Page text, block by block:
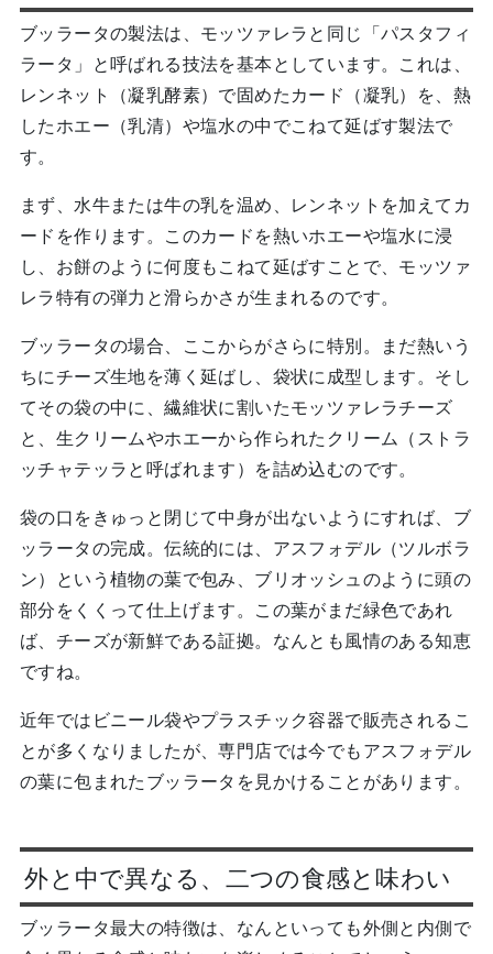
ブッラータの製法は、モッツァレラと同じ「パスタフィ
ラータ」と呼ばれる技法を基本としています。これは、
レンネット（凝乳酵素）で固めたカード（凝乳）を、熱
したホエー（乳清）や塩水の中でこねて延ばす製法で
す。
まず、水牛または牛の乳を温め、レンネットを加えてカ
ードを作ります。このカードを熱いホエーや塩水に浸
し、お餅のように何度もこねて延ばすことで、モッツァ
レラ特有の弾力と滑らかさが生まれるのです。
ブッラータの場合、ここからがさらに特別。まだ熱いう
ちにチーズ生地を薄く延ばし、袋状に成型します。そし
てその袋の中に、繊維状に割いたモッツァレラチーズ
と、生クリームやホエーから作られたクリーム（ストラ
ッチャテッラと呼ばれます）を詰め込むのです。
袋の口をきゅっと閉じて中身が出ないようにすれば、ブ
ッラータの完成。伝統的には、アスフォデル（ツルボラ
ン）という植物の葉で包み、ブリオッシュのように頭の
部分をくくって仕上げます。この葉がまだ緑色であれ
ば、チーズが新鮮である証拠。なんとも風情のある知恵
ですね。
近年ではビニール袋やプラスチック容器で販売されるこ
とが多くなりましたが、専門店では今でもアスフォデル
の葉に包まれたブッラータを見かけることがあります。
外と中で異なる、二つの食感と味わい
ブッラータ最大の特徴は、なんといっても外側と内側で